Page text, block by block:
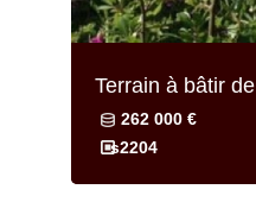
Terrain à bâtir de
262 000 €
s2204